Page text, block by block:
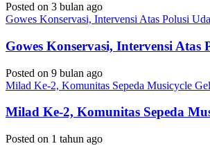
Posted on 3 bulan ago
Gowes Konservasi, Intervensi Atas Polusi
Gowes Konservasi, Intervensi
Posted on 9 bulan ago
Milad Ke-2, Komunitas Sepeda Musicycle
Milad Ke-2, Komunitas Sepeda
Posted on 1 tahun ago